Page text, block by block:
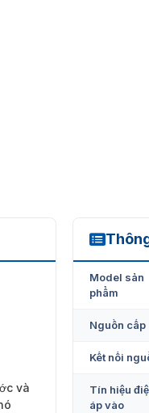
và
UT570-
Model sản
phẩm
Nguồn cấp
Kết nối
Tín hiệu
áp vào